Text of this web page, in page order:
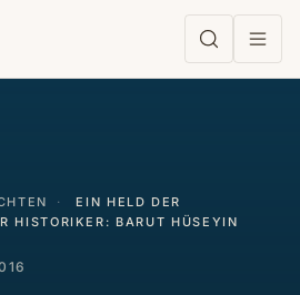
·
EIN HELD DER
HISTORIKER: BARUT HÜSEYIN